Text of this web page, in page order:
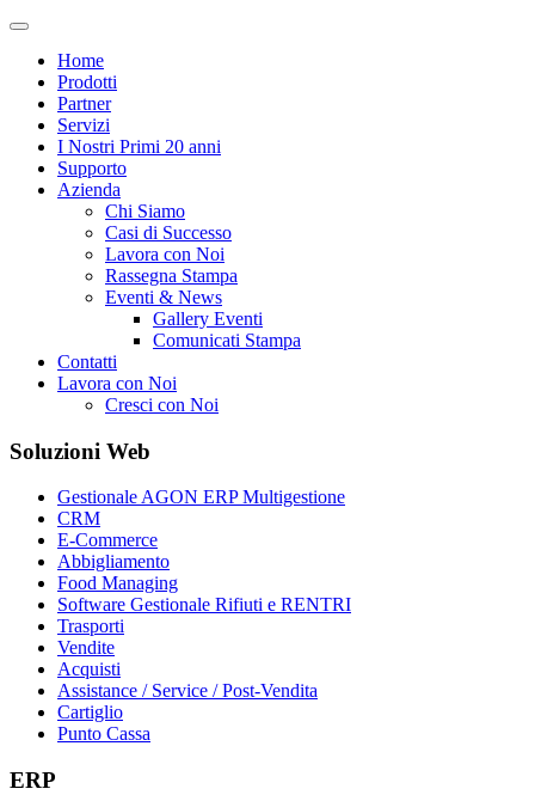
Home
Prodotti
Partner
Servizi
I Nostri Primi 20 anni
Supporto
Azienda
Chi Siamo
Casi di Successo
Lavora con Noi
Rassegna Stampa
Eventi & News
Gallery Eventi
Comunicati Stampa
Contatti
Lavora con Noi
Cresci con Noi
Soluzioni Web
Gestionale AGON ERP Multigestione
CRM
E-Commerce
Abbigliamento
Food Managing
Software Gestionale Rifiuti e RENTRI
Trasporti
Vendite
Acquisti
Assistance / Service / Post-Vendita
Cartiglio
Punto Cassa
ERP